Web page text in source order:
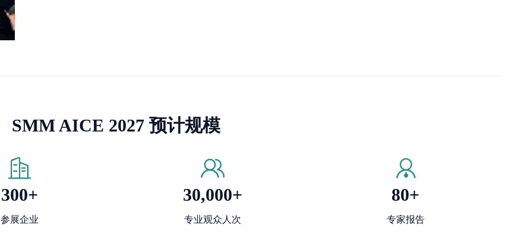
SMM AICE 2027 预计规模
300+
参展企业
30,000+
专业观众人次
80+
专家报告